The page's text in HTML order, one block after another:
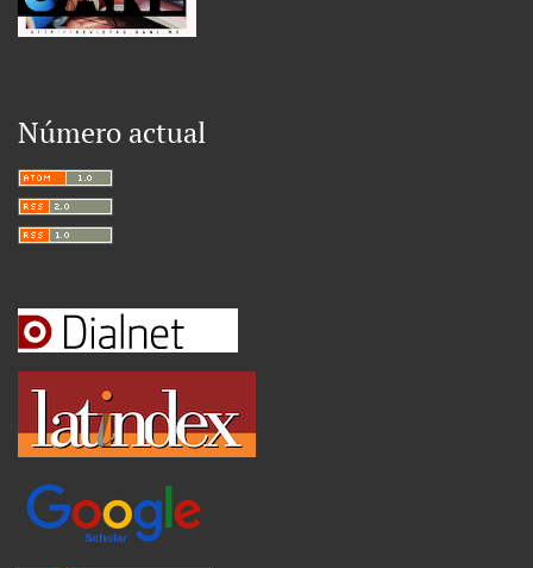
Número actual